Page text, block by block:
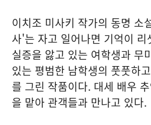
이치조 미사키 작가의 동명 소
사'는 자고 일어나면 기억이
실증을 앓고 있는 여학생과 무
있는 평범한 남학생의 풋풋하
를 그린 작품이다. 대세 배우
을 맡아 관객들과 만나고 있다.